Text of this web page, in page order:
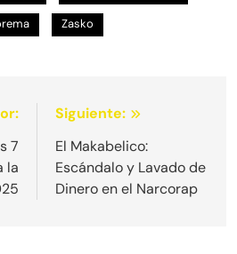
Zasko
7
la
Siguiente:
El Makabelico:
Escándalo y Lavado de
Dinero en el Narcorap